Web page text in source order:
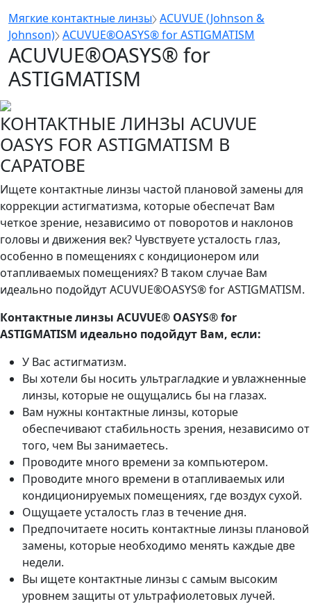
Мягкие контактные линзы ACUVUE (Johnson &
Johnson) ACUVUE®OASYS® for ASTIGMATISM
ACUVUE®OASYS® for
ASTIGMATISM
КОНТАКТНЫЕ ЛИНЗЫ ACUVUE
OASYS FOR ASTIGMATISM В
САРАТОВЕ
Ищете контактные линзы частой плановой замены для
коррекции астигматизма, которые обеспечат Вам
четкое зрение, независимо от поворотов и наклонов
головы и движения век? Чувствуете усталость глаз,
особенно в помещениях с кондиционером или
отапливаемых помещениях? В таком случае Вам
идеально подойдут ACUVUE®OASYS® for ASTIGMATISM.
Контактные линзы ACUVUE® OASYS® for
ASTIGMATISM идеально подойдут Вам, если:
У Вас астигматизм.
Вы хотели бы носить ультрагладкие и увлажненные
линзы, которые не ощущались бы на глазах.
Вам нужны контактные линзы, которые
обеспечивают стабильность зрения, независимо от
того, чем Вы занимаетесь.
Проводите много времени за компьютером.
Проводите много времени в отапливаемых или
кондиционируемых помещениях, где воздух сухой.
Ощущаете усталость глаз в течение дня.
Предпочитаете носить контактные линзы плановой
замены, которые необходимо менять каждые две
недели.
Вы ищете контактные линзы с самым высоким
уровнем защиты от ультрафиолетовых лучей.